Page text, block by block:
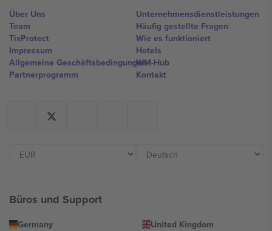
Über Uns
Team
TixProtect
Impressum
Allgemeine Geschäftsbedingungen
Partnerprogramm
Unternehmensdienstleistungen
Häufig gestellte Fragen
Wie es funktioniert
Hotels
WM-Hub
Kontakt
Büros und Support
Germany
United Kingdom